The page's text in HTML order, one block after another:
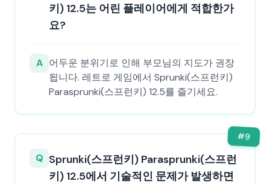
키) 12.5는 어린 플레이어에게 적합한가
요?
A 어두운 분위기로 인해 부모님의 지도가 권장
됩니다. 레트로 게임에서 Sprunki(스프런키)
Parasprunki(스프런키) 12.5를 즐기세요.
#9
Q Sprunki(스프런키) Parasprunki(스프런
키) 12.5에서 기술적인 문제가 발생하면